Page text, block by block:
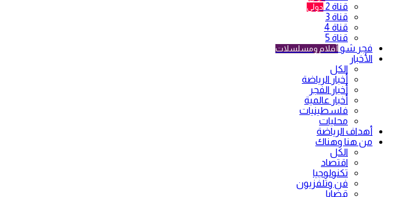
قناة 2 دولي
قناة 3
قناة 4
قناة 5
فجر شو أفلام ومسلسلات
الأخبار
الكل
أخبار الرياضة
أخبار الفجر
أخبار عالمية
فلسطينيات
محليات
أهداف الرياضة
من هنا وهناك
الكل
اقتصاد
تكنولوجيا
فن وتلفزيون
قضايا